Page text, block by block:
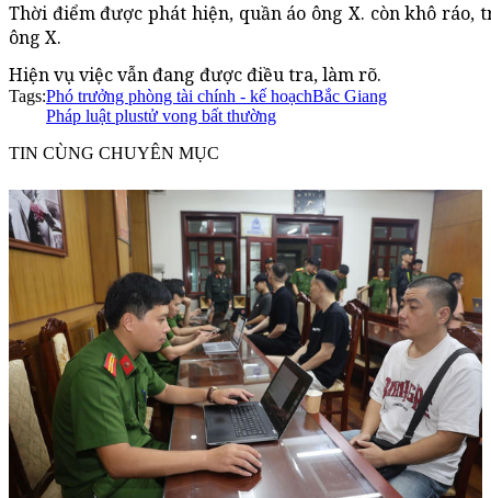
Thời điểm được phát hiện, quần áo ông X. còn khô ráo,
ông X.
Hiện vụ việc vẫn đang được điều tra, làm rõ.
Tags:Phó trưởng phòng tài chính - kế hoạchBắc Giang
Pháp luật plustử vong bất thường
TIN CÙNG CHUYÊN MỤC